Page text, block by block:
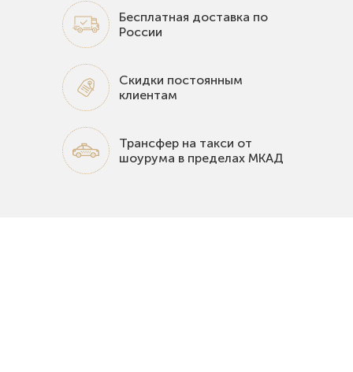
Бесплатная доставка по
России
Скидки постоянным
клиентам
Трансфер на такси от
шоурума в пределах МКАД